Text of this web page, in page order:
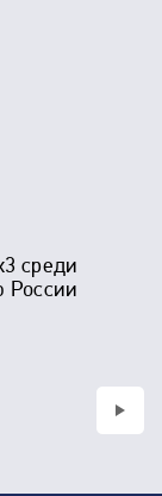
среди
России